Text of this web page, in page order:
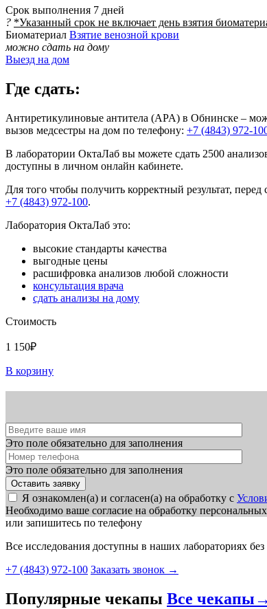
Срок выполнения 7 дней
? *Указанный срок не включает день взятия
Биоматериал Взятие венозной крови
можно сдать на дому
Выезд на дом
Где сдать:
Антиретикулиновые антитела (APA) в Обнинске –
вызов медсестры на дом по телефону: +7 (4843) 972-
В лаборатории ОктаЛаб вы можете сдать 2500
доступны в личном онлайн кабинете.
Для того чтобы получить корректный результат,
+7 (4843) 972-100.
Лаборатория ОктаЛаб это:
высокие стандарты качества
выгодные цены
расшифровка анализов любой сложности
консультация врача
сдать анализы на дому
Стоимость
1 150₽
В корзину
Это поле обязательно для заполнения
Это поле обязательно для заполнения
Я ознакомлен(а) и согласен(а) на обработку с
Необходимо ваше согласие на обработку
или запишитесь по телефону
Все исследования доступны в наших лабораториях
+7 (4843) 972-100 Заказать звонок →
Популярные чекапы Все чекапы→